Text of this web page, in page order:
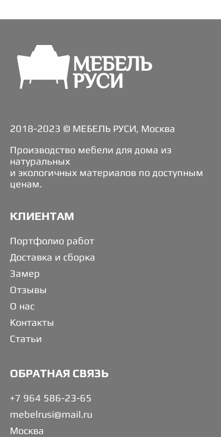
2018-2023 © МЕБЕЛЬ РУСИ, Москва
Производство мебели для дома из
натуральных
и экологичных материалов по доступным
ценам.
КЛИЕНТАМ
Портфолио работ
Доставка и сборка
Замер
Отзывы
О нас
Контакты
Статьи
ОБРАТНАЯ СВЯЗЬ
+7 964 586-23-65
mebelrusi@mail.ru
Москва